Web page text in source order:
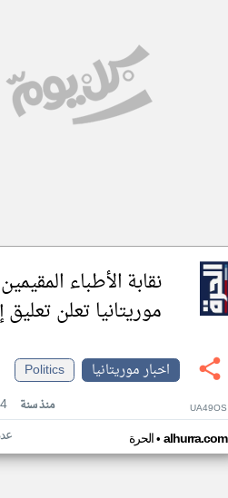
نقابة الأطباء
موريتانيا تعلن تعليق
اخبار موريتانيا
Politics
منذ سنة UA49OS
الحرة• alhurra.com